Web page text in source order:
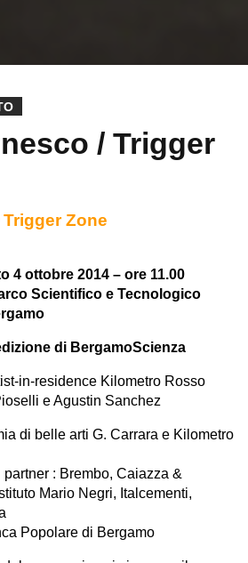
/ Trigger
Trigger Zone
4 ottobre 2014 – ore 11.00
Scientifico e Tecnologico
di BergamoScienza
in-residence Kilometro Rosso
e Agustin Sanchez
di belle arti G. Carrara e Kilometro
: Brembo, Caiazza &
Mario Negri, Italcementi,
Popolare di Bergamo